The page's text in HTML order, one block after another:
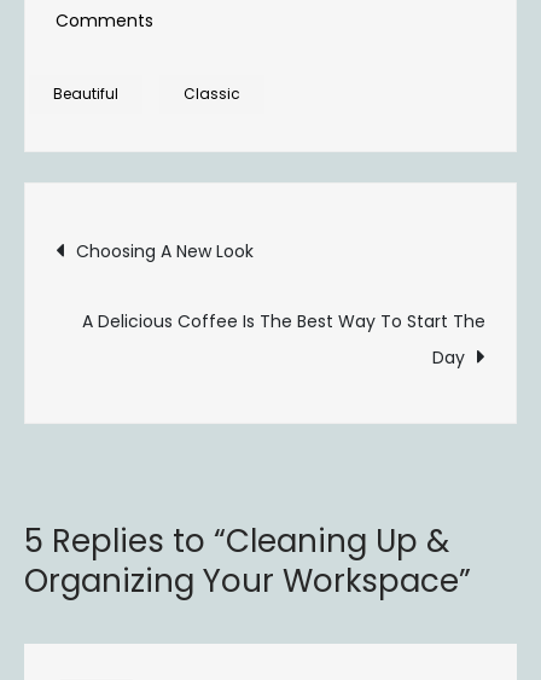
Comments
Organizing
Your
Beautiful Classic
Post
navigation
Choosing A New Look
A Delicious Coffee Is The Best Way To Start The
Day
5 Replies to “Cleaning Up &
Organizing Your Workspace”